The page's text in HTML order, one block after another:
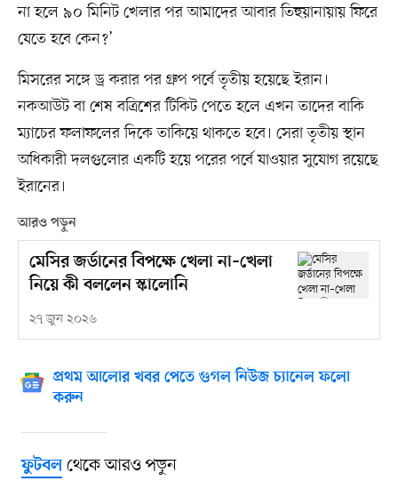
না হলে ৯০ মিনিট খেলার পর আমাদের আবার তিহুয়ানায়ায় ফিরে
যেতে হবে কেন?’
মিসরের সঙ্গে ড্র করার পর গ্রুপ পর্বে তৃতীয় হয়েছে ইরান।
নকআউট বা শেষ বত্রিশের টিকিট পেতে হলে এখন তাদের বাকি
ম্যাচের ফলাফলের দিকে তাকিয়ে থাকতে হবে। সেরা তৃতীয় স্থান
অধিকারী দলগুলোর একটি হয়ে পরের পর্বে যাওয়ার সুযোগ রয়েছে
ইরানের।
আরও পড়ুন
মেসির জর্ডানের বিপক্ষে খেলা না–খেলা
নিয়ে কী বললেন স্কালোনি
২৭ জুন ২০২৬
প্রথম আলোর খবর পেতে গুগল নিউজ চ্যানেল ফলো
করুন
ফুটবলথেকে আরও পড়ুন